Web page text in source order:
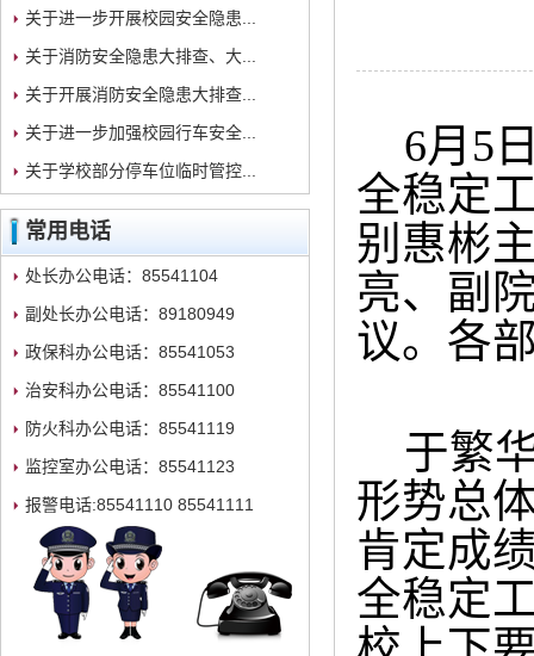
关于进一步开展校园安全隐患...
关于消防安全隐患大排查、大...
关于开展消防安全隐患大排查...
关于进一步加强校园行车安全...
关于学校部分停车位临时管控...
常用电话
处长办公电话：85541104
副处长办公电话：89180949
政保科办公电话：85541053
治安科办公电话：85541100
防火科办公电话：85541119
监控室办公电话：85541123
报警电话:85541110 85541111
6月5
全稳定
别惠彬
亮、副
议。各
于繁华
形势总
肯定成
全稳定